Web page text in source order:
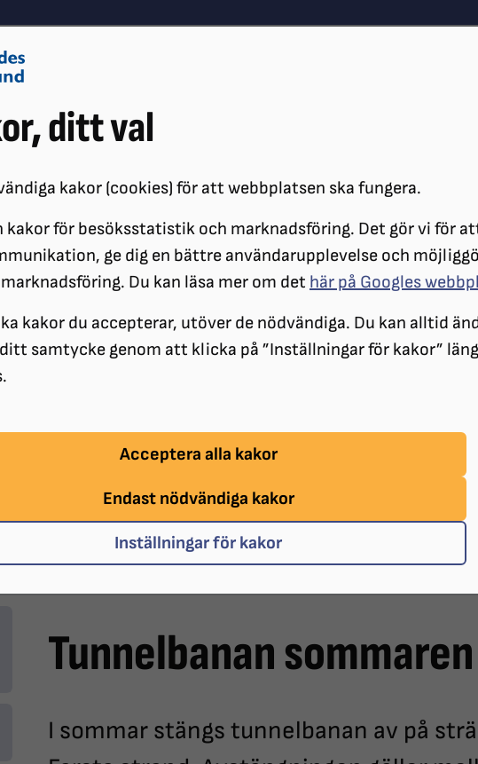
ditt val
kakor (cookies) för att webbplatsen ska fungera.
kakor för besöksstatistik och marknadsföring. Det gör vi för
ge dig en bättre användarupplevelse och
Du kan läsa mer om det här på Googles
kakor du accepterar, utöver de nödvändiga. Du kan alltid
samtycke genom att klicka på ”Inställningar för kakor”
Acceptera alla kakor
Endast nödvändiga kakor
Inställningar för kakor
Påverkansarbete
DISTRIKT SRF STOCKHOLM GOTLAND NYHETER ARKIVERADE
Tunnelbanan
I sommar stängs tunnelbanan av på